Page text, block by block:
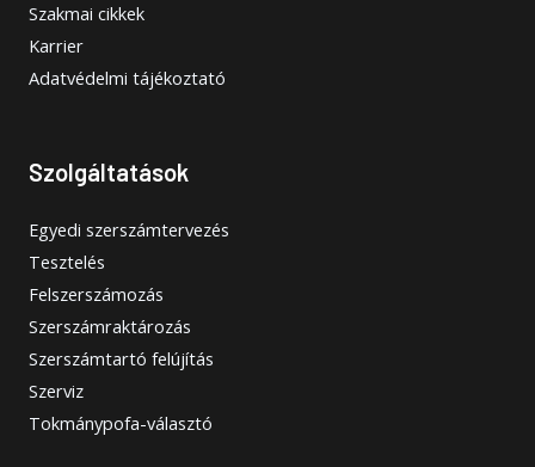
Szakmai cikkek
Karrier
Adatvédelmi tájékoztató
Szolgáltatások
Egyedi szerszámtervezés
Tesztelés
Felszerszámozás
Szerszámraktározás
Szerszámtartó felújítás
Szerviz
Tokmánypofa-választó